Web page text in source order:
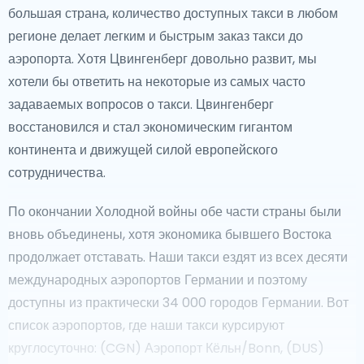
большая страна, количество доступных такси в любом
регионе делает легким и быстрым заказ такси до
аэропорта. Хотя Цвингенберг довольно развит, мы
хотели бы ответить на некоторые из самых часто
задаваемых вопросов о такси. Цвингенберг
восстановился и стал экономическим гигантом
континента и движущей силой европейского
сотрудничества.
По окончании Холодной войны обе части страны были
вновь объединены, хотя экономика бывшего Востока
продолжает отставать. Наши такси ездят из всех десяти
международных аэропортов Германии и поэтому
доступны из практически 34 000 городов Германии. Вот
список аэропортов, где наши такси курсируют
круглосуточно: (CGN) Аэропорт Кёльн/Bonn, (DUS)